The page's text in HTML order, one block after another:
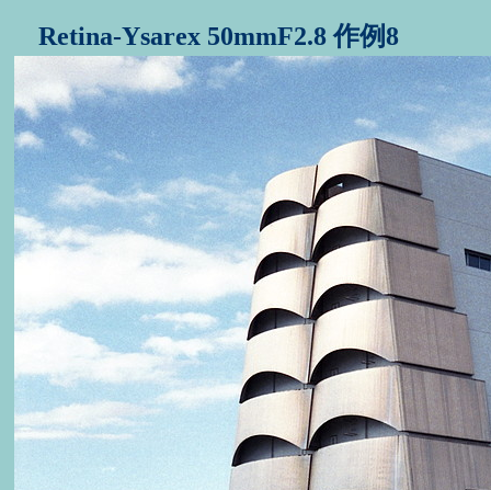
Retina-Ysarex 50mmF2.8 作例8